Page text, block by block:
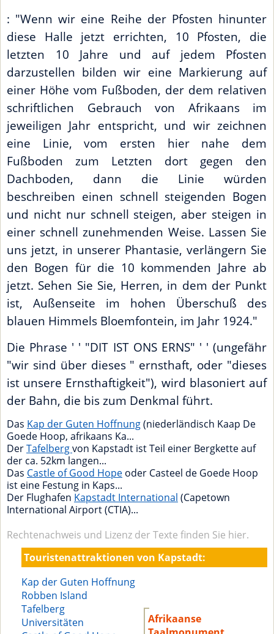
: "Wenn wir eine Reihe der Pfosten hinunter
diese Halle jetzt errichten, 10 Pfosten, die
letzten 10 Jahre und auf jedem Pfosten
darzustellen bilden wir eine Markierung auf
einer Höhe vom Fußboden, der dem relativen
schriftlichen Gebrauch von Afrikaans im
jeweiligen Jahr entspricht, und wir zeichnen
eine Linie, vom ersten hier nahe dem
Fußboden zum Letzten dort gegen den
Dachboden, dann die Linie würden
beschreiben einen schnell steigenden Bogen
und nicht nur schnell steigen, aber steigen in
einer schnell zunehmenden Weise. Lassen Sie
uns jetzt, in unserer Phantasie, verlängern Sie
den Bogen für die 10 kommenden Jahre ab
jetzt. Sehen Sie Sie, Herren, in dem der Punkt
ist, Außenseite im hohen Überschuß des
blauen Himmels Bloemfontein, im Jahr 1924."
Die Phrase ' ' "DIT IST ONS ERNS" ' ' (ungefähr
"wir sind über dieses " ernsthaft, oder "dieses
ist unsere Ernsthaftigkeit"), wird blasoniert auf
der Bahn, die bis zum Denkmal führt.
Das Kap der Guten Hoffnung(niederländisch Kaap De
Goede Hoop, afrikaans Ka...
DerTafelbergvon Kapstadt ist Teil einer Bergkette auf
der ca. 52km langen...
Das Castle of Good Hope oder Casteel de Goede Hoop
ist eine Festung in Kaps...
Der Flughafen Kapstadt International (Capetown
International Airport (CTIA)...
Rechtenachweis und Lizenz der Texte finden Sie hier.
Touristenattraktionen von Kapstadt:
Kap der Guten Hoffnung
Robben Island
Tafelberg
Universitäten
Afrikaanse